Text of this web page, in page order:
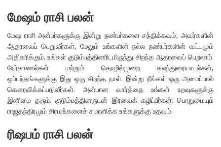
மேஷம் ராசி பலன்
மேஷ ராசி அன்பர்களுக்கு இன்று நண்பர்களை சந்திக்கவும், அவர்களின்
ஆதரவைப் பெறுவீர்கள், மேலும் உங்களின் நல்ல நண்பர்களின் வட்டமும்
அதிகரிக்கும். உங்கள் குடும்பத்தினரிடமிருந்து சிறந்த ஆதரவைப் பெறலாம்.
நேர்காணல்கள் மற்றும் தொழில்முறை கலந்துரையாடல்கள்,
ஒப்பந்தங்களுக்கு இது ஒரு சிறந்த நாள். இன்று நீங்கள் ஒரு அமைப்பால்
கௌரவிக்கப்படுவீர்கள். அன்பான வார்த்தை உங்கள் உறவுகளுக்கு
இனிமை தரும். குடும்பத்தினருடன் இரவைக் கழிப்பீர்கள். பொறுமையும்
ராஜதந்திரமும் சிரமங்களைச் சமாளிக்க உங்களுக்கு உதவும்.
ரிஷபம் ராசி பலன்